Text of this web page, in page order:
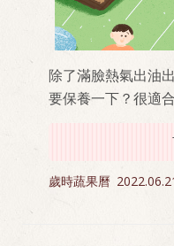
除了滿臉熱氣出油
要保養一下？很適
歲時蔬果曆